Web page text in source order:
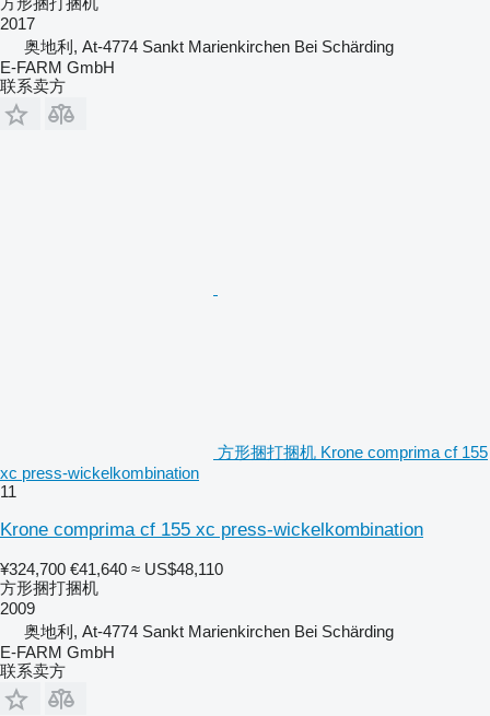
2017
奥地利, At-4774 Sankt Marienkirchen Bei Schärding
E-FARM GmbH
联系卖方
方形捆打捆机 Krone comprima cf 155
xc press-wickelkombination
11
Krone comprima cf 155 xc press-wickelkombination
¥324,700 €41,640 ≈ US$48,110
方形捆打捆机
2009
奥地利, At-4774 Sankt Marienkirchen Bei Schärding
E-FARM GmbH
联系卖方